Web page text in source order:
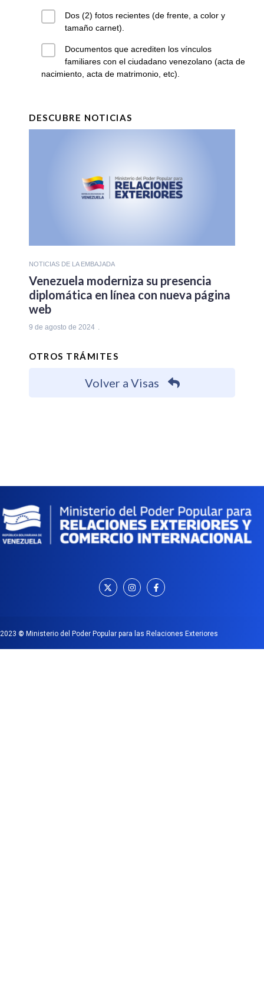
Dos (2) fotos recientes (de frente, a color y
tamaño carnet).
Documentos que acrediten los vínculos
familiares con el ciudadano venezolano (acta de
nacimiento, acta de matrimonio, etc).
DESCUBRE NOTICIAS
NOTICIAS DE LA EMBAJADA
Venezuela moderniza su presencia
diplomática en línea con nueva página
web
9 de agosto de 2024
OTROS TRÁMITES
Volver a Visas
2023 © Ministerio del Poder Popular para las Relaciones Exteriores